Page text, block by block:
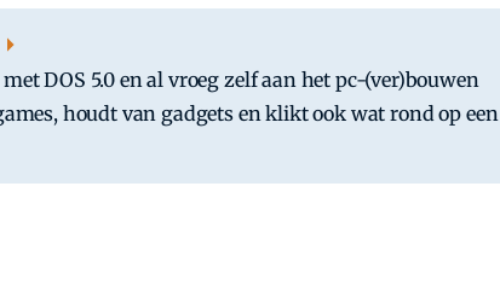
DOS 5.0 en al vroeg zelf aan het pc-(ver)bouwen
houdt van gadgets en klikt ook wat rond op een